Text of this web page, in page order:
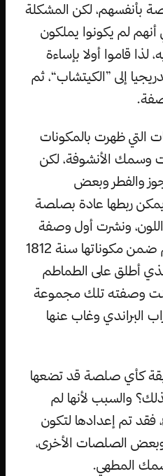
بأنفسهم، لكن المشكلة
لم يكونوا يملكون
لذا قاموا أولا بإساءة
إلى ”الكيتشاب“، ثم
التي ظهرت بالمكونات
وسمك الأنشوفة، لكن
والفطر وبعض
يمكن ربطها عادة بصلصة
اللون، ونشرت أول وصفة
معروفة تضمنت الطماطم ضمن مكوناتها سنة 1812
أطلق على الطماطم
وصفته تلك مجموعة
البراندي وغاب عنها
كأي صلصة قد تضعها
والسبب لأنها لم
فقد تم إعدادها لتكون
الصلصات الأخرى،
المطهي.